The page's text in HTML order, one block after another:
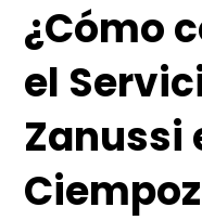
¿Cómo
el
Zanussi